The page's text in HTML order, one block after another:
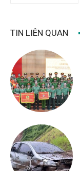
TIN LIÊN QUAN